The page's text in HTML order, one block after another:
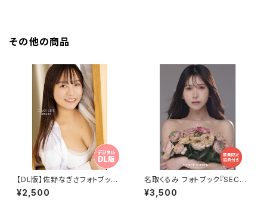
その他の商品
【DL版】佐野なぎさフォトブック
『CHAR LIFE』
¥2,500
名取くるみ フォトブック『SECRE
T GARDEN』サイン宛名特典付
き
¥3,500